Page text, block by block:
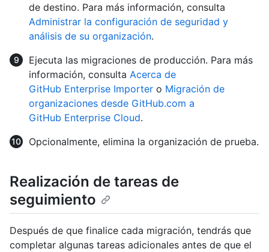
de destino. Para más información, consulta
Administrar la configuración de seguridad y
análisis de su organización.
Ejecuta las migraciones de producción. Para más
información, consulta Acerca de
GitHub Enterprise Importer o Migración de
organizaciones desde GitHub.com a
GitHub Enterprise Cloud.
Opcionalmente, elimina la organización de prueba.
Realización de tareas de
seguimiento
Después de que finalice cada migración, tendrás que
completar algunas tareas adicionales antes de que el